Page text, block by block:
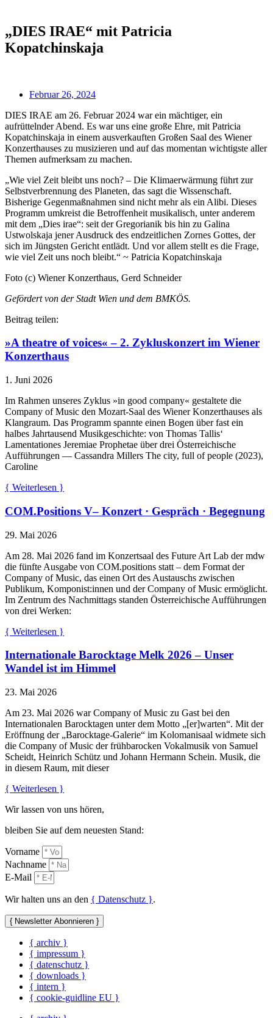
„DIES IRAE“ mit Patricia
Kopatchinskaja
Februar 26, 2024
DIES IRAE am 26. Februar 2024 war ein mächtiger, ein
aufrüttelnder Abend. Es war uns eine große Ehre, mit Patricia
Kopatchinskaja in einem ausverkauften Großen Saal des Wiener
Konzerthauses zu musizieren und auf das momentan wichtigste aller
Themen aufmerksam zu machen.
„Wie viel Zeit bleibt uns noch? – Die Klimaerwärmung führt zur
Selbstverbrennung des Planeten, das sagt die Wissenschaft.
Bisherige Gegenmaßnahmen sind nicht mehr als ein Alibi. Dieses
Programm umkreist die Betroffenheit musikalisch, unter anderem
mit dem „Dies irae“: seit der Gregorianik bis hin zu Galina
Ustwolskaja jener Ausdruck des endzeitlichen Zornes Gottes, der
sich im Jüngsten Gericht entlädt. Und vor allem stellt es die Frage,
wie viel Zeit uns noch bleibt.“ ~ Patricia Kopatchinskaja
Foto (c) Wiener Konzerthaus, Gerd Schneider
Gefördert von der Stadt Wien und dem BMKÖS.
Beitrag teilen:
»A theatre of voices« – 2. Zykluskonzert im Wiener
Konzerthaus
1. Juni 2026
Im Rahmen unseres Zyklus »in good company« gestaltete die
Company of Music den Mozart-Saal des Wiener Konzerthauses als
Klangraum. Das Programm spannte einen Bogen über fast ein
halbes Jahrtausend Musikgeschichte: von Thomas Tallis‘
Lamentationes Jeremiae Prophetae über drei Österreichische
Aufführungen — Cassandra Millers The city, full of people (2023),
Caroline
{ Weiterlesen }
COM.Positions V– Konzert · Gespräch · Begegnung
29. Mai 2026
Am 28. Mai 2026 fand im Konzertsaal des Future Art Lab der mdw
die fünfte Ausgabe von COM.positions statt – dem Format der
Company of Music, das einen Ort des Austauschs zwischen
Publikum, Komponist:innen und der Company of Music ermöglicht.
Im Zentrum des Nachmittags standen Österreichische Aufführungen
von drei Werken:
{ Weiterlesen }
Internationale Barocktage Melk 2026 – Unser
Wandel ist im Himmel
23. Mai 2026
Am 23. Mai 2026 war Company of Music zu Gast bei den
Internationalen Barocktagen unter dem Motto „[er]warten“. Mit der
Eröffnung der „Barocktage-Galerie“ im Kolomanisaal widmete sich
die Company of Music der frühbarocken Vokalmusik von Samuel
Scheidt, Heinrich Schütz und Johann Hermann Schein. Musik, die
in diesem Raum, mit dieser
{ Weiterlesen }
Wir lassen von uns hören,
bleiben Sie auf dem neuesten Stand:
Vorname
Nachname
E-Mail
Wir halten uns an den { Datenschutz }.
{ Newsletter Abonnieren }
{ archiv }
{ impressum }
{ datenschutz }
{ downloads }
{ intern }
{ cookie-guidline EU }